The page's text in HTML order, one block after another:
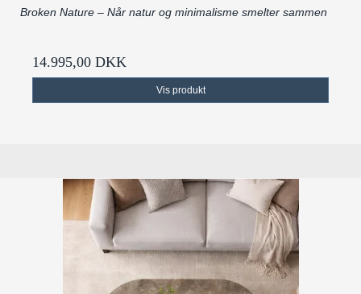
Broken Nature – Når natur og minimalisme smelter sammen
14.995,00 DKK
Vis produkt